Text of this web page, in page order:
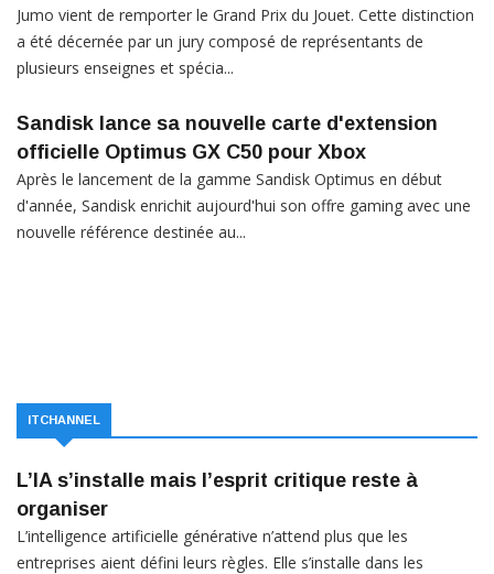
Jumo vient de remporter le Grand Prix du Jouet. Cette distinction
a été décernée par un jury composé de représentants de
plusieurs enseignes et spécia...
Sandisk lance sa nouvelle carte d'extension
officielle Optimus GX C50 pour Xbox
Après le lancement de la gamme Sandisk Optimus en début
d'année, Sandisk enrichit aujourd'hui son offre gaming avec une
nouvelle référence destinée au...
ITCHANNEL
L’IA s’installe mais l’esprit critique reste à
organiser
L’intelligence artificielle générative n’attend plus que les
entreprises aient défini leurs règles. Elle s’installe dans les